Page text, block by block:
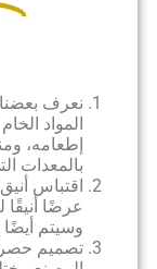
نعرف بعضنا
المواد الخام
إطعامه، ومنطقة
بالمعدات التي
اقتباس أنيق.
عرضًا أنيقًا
وسيتم أيضًا
تصميم حصري.